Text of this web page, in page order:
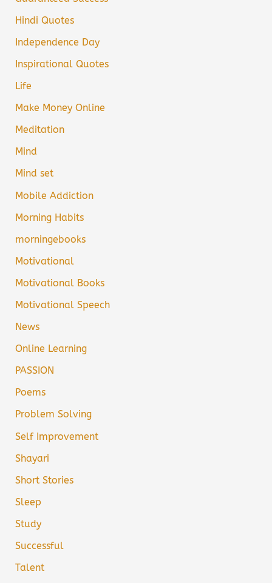
Hindi Quotes
Independence Day
Inspirational Quotes
Life
Make Money Online
Meditation
Mind
Mind set
Mobile Addiction
Morning Habits
morningebooks
Motivational
Motivational Books
Motivational Speech
News
Online Learning
PASSION
Poems
Problem Solving
Self Improvement
Shayari
Short Stories
Sleep
Study
Successful
Talent